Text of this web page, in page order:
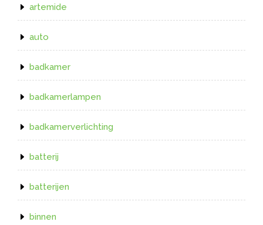
artemide
auto
badkamer
badkamerlampen
badkamerverlichting
batterij
batterijen
binnen